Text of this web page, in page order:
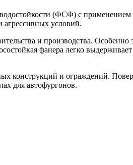
(ФСФ) с применением
агрессивных условий.
и производства. Особенно
фанера легко
конструкций и ограждений.
для автофургонов.